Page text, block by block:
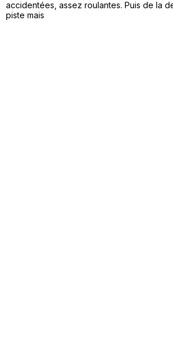
accidentées, assez roulantes. Puis de la
piste mais